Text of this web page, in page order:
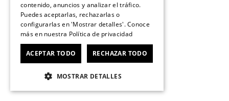
contenido, anuncios y analizar el tráfico.
Puedes aceptarlas, rechazarlas o
configurarlas en 'Mostrar detalles'. Conoce
más en nuestra Política de privacidad
ACEPTAR TODO RECHAZAR TODO
MOSTRAR DETALLES